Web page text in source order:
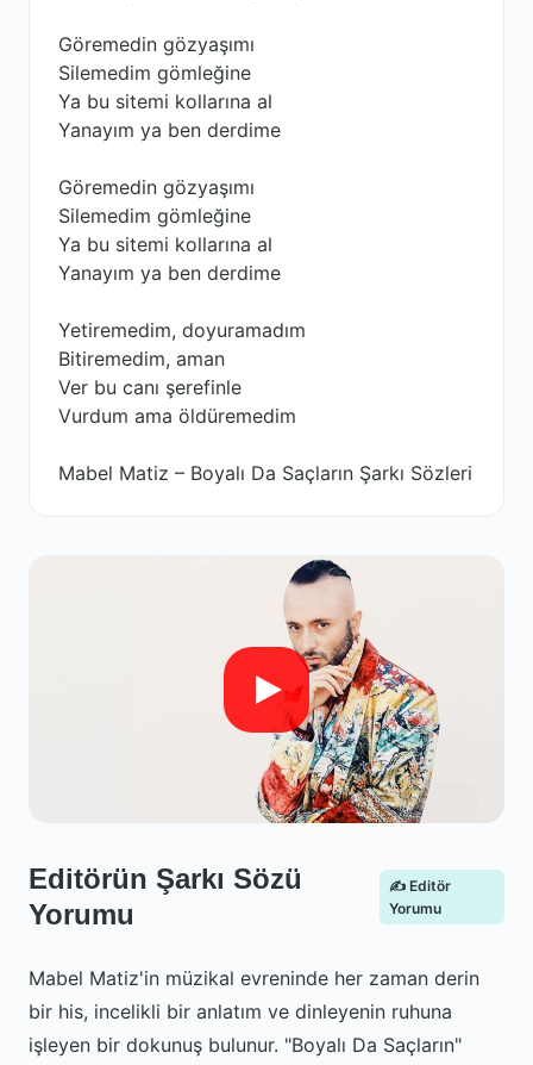
Göremedin gözyaşımı
Silemedim gömleğine
Ya bu sitemi kollarına al
Yanayım ya ben derdime
Göremedin gözyaşımı
Silemedim gömleğine
Ya bu sitemi kollarına al
Yanayım ya ben derdime
Yetiremedim, doyuramadım
Bitiremedim, aman
Ver bu canı şerefinle
Vurdum ama öldüremedim
Mabel Matiz – Boyalı Da Saçların Şarkı Sözleri
Editörün Şarkı Sözü
Yorumu
✍️ Editör
Yorumu
Mabel Matiz'in müzikal evreninde her zaman derin
bir his, incelikli bir anlatım ve dinleyenin ruhuna
işleyen bir dokunuş bulunur. "Boyalı Da Saçların"